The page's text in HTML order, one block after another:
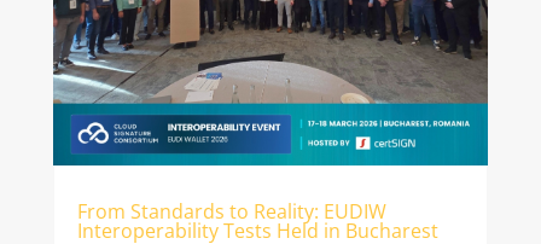
From Standards to Reality: EUDIW
Interoperability Tests Held in Bucharest